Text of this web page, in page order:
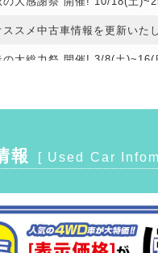
ススメ中古車情報を更新いた
の大総力祭 開催! 3/8(土)~16(
の大総力祭 開催! 3/9(土)~17(
の大総力祭 開催! 10/23(月
ススメ中古車情報を更新いた
報 [ Used Car